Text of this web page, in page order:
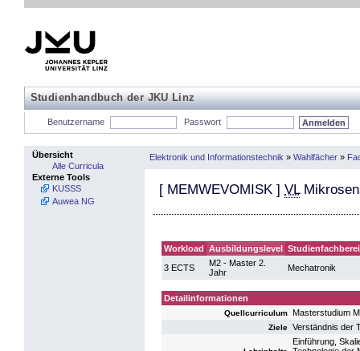
Studienhandbuch der JKU Linz
Benutzername Passwort
Übersicht
Alle Curricula
Externe Tools
KUSSS
Auwea NG
Elektronik und Informationstechnik » Wahlfächer »
[ MEMWEVOMISK ] VL
Workload Ausbildungslevel
3 ECTS
M2 - Master 2.
Jahr
Mechatronik
Detailinformationen
Quellcurriculum Masterstudium
Ziele Verständnis der
Einführung,